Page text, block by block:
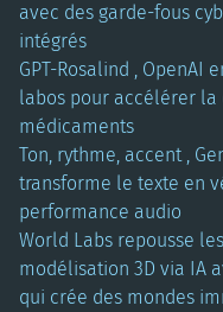
avec des garde-fous
intégrés
GPT-Rosalind , OpenAI
labos pour accélérer la
médicaments
Ton, rythme, accent ,
transforme le texte en
performance audio
World Labs repousse
modélisation 3D via IA
qui crée des mondes